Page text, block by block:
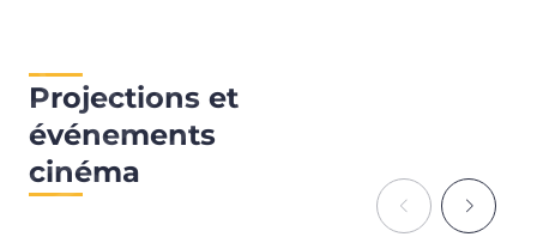
Projections et
événements
cinéma